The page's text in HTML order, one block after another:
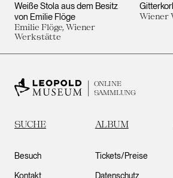
Weiße Stola aus dem Besitz
von Emilie Flöge
Emilie Flöge, Wiener
Werkstätte
Wiener
ONLINE
SAMMLUNG
SUCHE ALBUM
Besuch
Kontakt
Tickets/Preise
Datenschutz